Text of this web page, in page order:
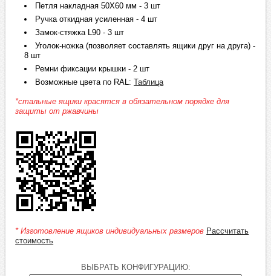
Петля накладная 50Х60 мм - 3 шт
Ручка откидная усиленная - 4 шт
Замок-стяжка L90 - 3 шт
Уголок-ножка (позволяет составлять ящики друг на друга) -
8 шт
Ремни фиксации крышки - 2 шт
Возможные цвета по RAL:Таблица
*стальные ящики красятся в обязательном порядке для
защиты от ржавчины
* Изготовление ящиков индивидуальных размеров Рассчитать
стоимость
ВЫБРАТЬ КОНФИГУРАЦИЮ: